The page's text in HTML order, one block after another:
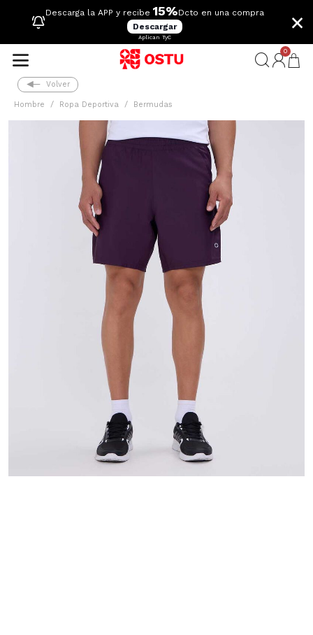
Descarga la APP y recibe 15%Dcto en una compra
Descargar
Aplican TyC
×
0
Volver
Hombre Ropa Deportiva Bermudas